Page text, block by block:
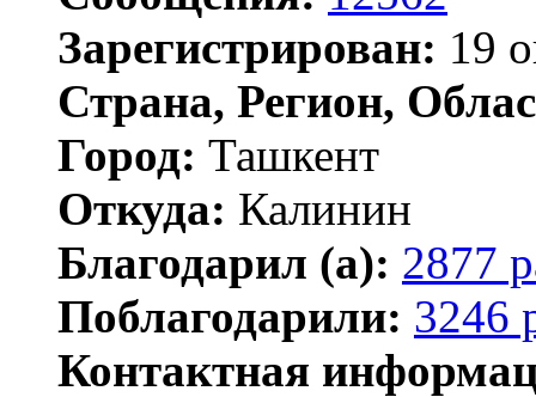
Зарегистрирован: 19
Страна, Регион,
Город: Ташкент
Откуда: Калинин
Благодарил (а): 2877
Поблагодарили: 3246
Контактная